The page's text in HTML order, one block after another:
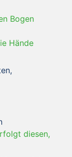
Bogen
Hände
diesen,